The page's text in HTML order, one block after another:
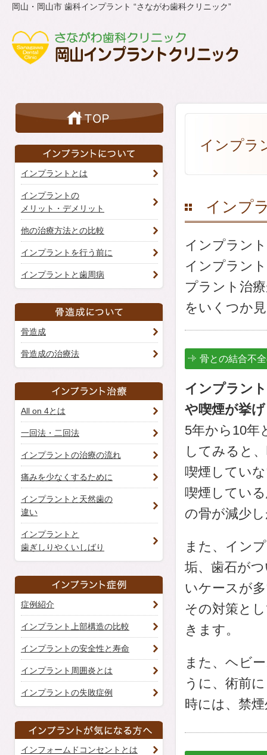
岡山・岡山市 歯科インプラント “さながわ歯科クリニック”
インプラ
インプ
インプラン
インプラン
プラント治
をいくつか
骨との結合不
インプラン
や喫煙が挙
5年から10年
してみると
喫煙してい
喫煙してい
の骨が減少
また、イン
垢、歯石が
いケースが
その対策と
きます。
また、ヘビ
うに、術前
時には、禁
インプラントとは
インプラントの
メリット・デメリット
他の治療方法との比較
インプラントを行う前に
インプラントと歯周病
骨造成
骨造成の治療法
All on 4とは
一回法・二回法
インプラントの治療の流れ
痛みを少なくするために
インプラントと天然歯の
違い
インプラントと
歯ぎしりやくいしばり
症例紹介
インプラント上部構造の比較
インプラントの安全性と寿命
インプラント周囲炎とは
インプラントの失敗症例
インフォームドコンセントとは